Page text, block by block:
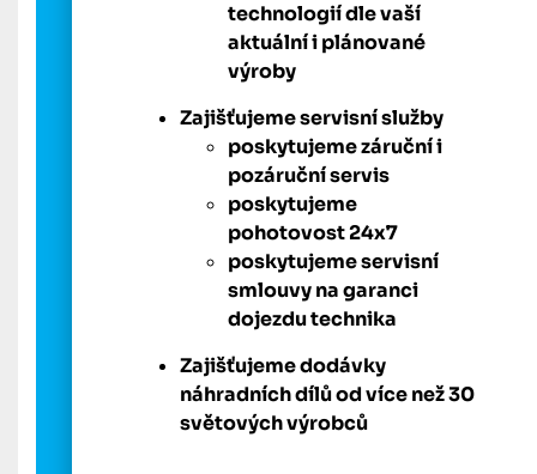
technologií dle vaší
aktuální i plánované
výroby
Zajišťujeme servisní služby
poskytujeme záruční i
pozáruční servis
poskytujeme
pohotovost 24x7
poskytujeme servisní
smlouvy na garanci
dojezdu technika
Zajišťujeme dodávky
náhradních dílů od více než 30
světových výrobců